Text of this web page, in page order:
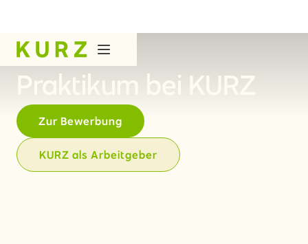
Praktikum bei KURZ
Zur Bewerbung
KURZ als Arbeitgeber